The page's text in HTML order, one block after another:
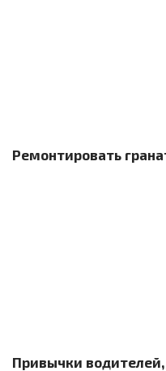
Ремонтировать
Привычки